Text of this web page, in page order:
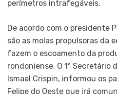
perímetros intrafegáveis.
De acordo com o presidente
são as molas propulsoras da
fazem o escoamento da
rondoniense. O 1º Secretário
Ismael Crispin, informou os
Felipe do Oeste que irá